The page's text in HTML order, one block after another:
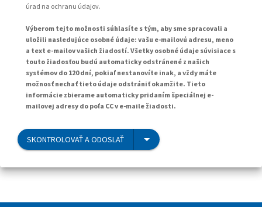
úrad na ochranu údajov.
Výberom tejto možnosti súhlasíte s tým, aby sme spracovali a
uložili nasledujúce osobné údaje: vašu e-mailovú adresu, meno
a text e-mailov vašich žiadostí. Všetky osobné údaje súvisiace s
touto žiadosťou budú automaticky odstránené z našich
systémov do 120 dní, pokiaľ nestanovíte inak, a vždy máte
možnosť nechať tieto údaje odstrániť okamžite. Tieto
informácie zbierame automaticky pridaním špeciálnej e-
mailovej adresy do poľa CC v e-maile žiadosti.
SKONTROLOVAŤ A ODOSLAŤ